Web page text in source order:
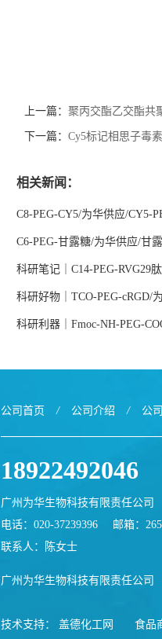
上一篇： 聚丙交酯乙交酯共
下一篇： Cy5标记相思子毒
相关新闻：
C8-PEG-CY5/为华供应/CY5-
C6-PEG-甘露糖/为华供应/甘
科研笔记｜C14-PEG-RVG29
科研好物｜TCO-PEG-cRGD/
科研利器｜Fmoc-NH-PEG-
公司首页 / 公司介绍 / 公
18922492046
广州为华生物科技有限责任公司
电话：020-37239396
邮箱：
联系人：陈女士
广州为华生物科技有限责任公司
技术支持： 盖德化工网 食品